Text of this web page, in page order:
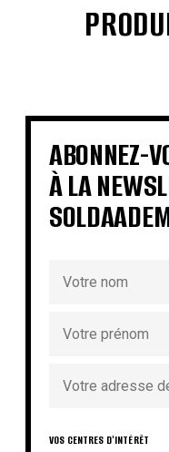
€
€
€
ABONNEZ-
À LA
VOS CENTRES D'INTÉRÊT